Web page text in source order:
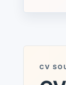
CV